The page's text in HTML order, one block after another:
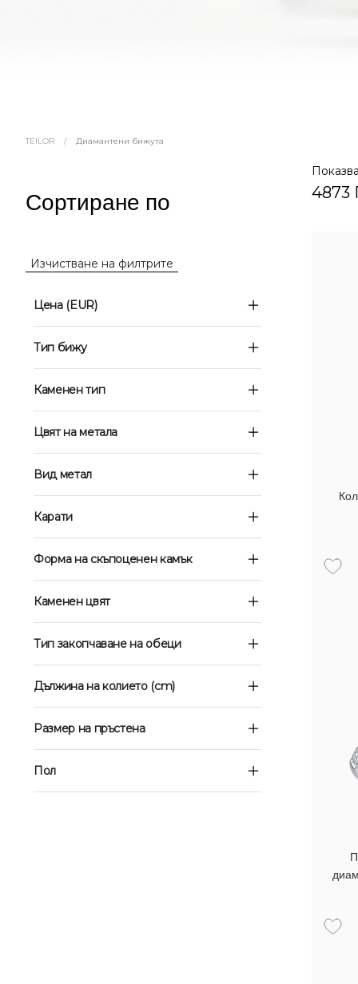
TEILOR / Диамантени бижута
4873
Сортиране по
Изчистване на филтрите
Цена (EUR)
Тип бижу
Каменен тип
Цвят на метала
Вид метал
Карати
Форма на скъпоценен камък
Каменен цвят
Тип закопчаване на обеци
Дължина на колието (cm)
Размер на пръстена
Пол